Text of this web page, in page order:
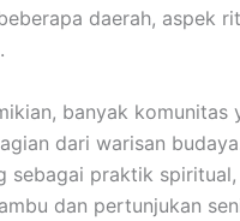
daerah, aspek
banyak
dari warisan
sebagai praktik
dan pertunjukan